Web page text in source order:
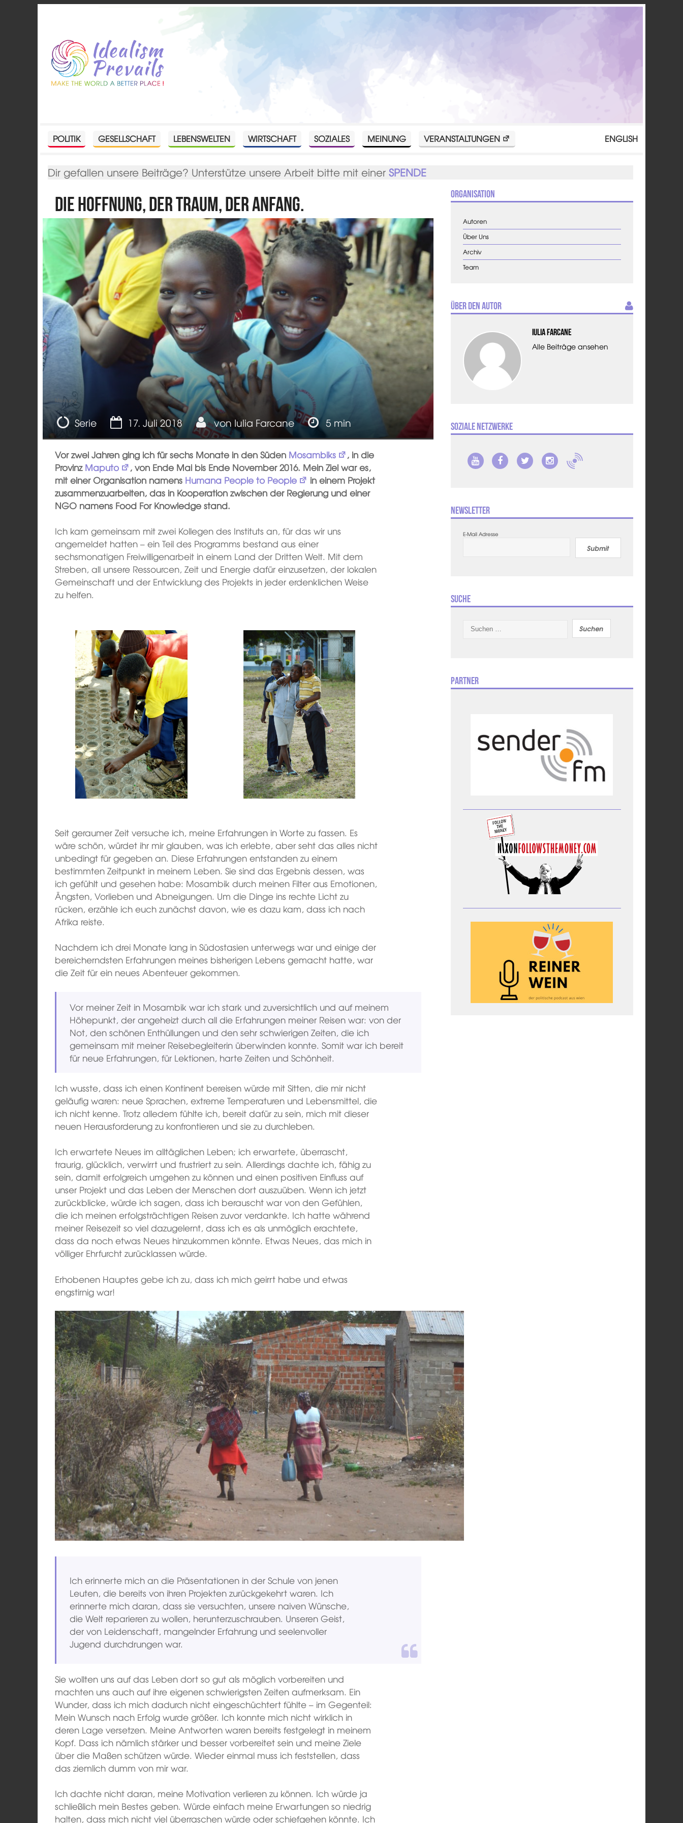
POLITIK GESELLSCHAFT LEBENSWELTEN WIRTSCHAFT SOZIALES MEINUNG VERANSTALTUNGEN ENGLISH
Dir gefallen unsere Beiträge? Unterstütze unsere Arbeit bitte mit einerSPENDE
Die Hoffnung, der Traum, der Anfang.
Meinung
Serie 17. Juli 2018 von Iulia Farcane 5 min
Vor zwei Jahren ging ich für sechs Monate in den Süden Mosambiks
, in die
Provinz Maputo
, von Ende Mai bis Ende November 2016. Mein Ziel war es,
mit einer Organisation namens Humana People to People
in einem Projekt
zusammenzuarbeiten, das in Kooperation zwischen der Regierung und einer
NGO namens Food For Knowledge stand.
Ich kam gemeinsam mit zwei Kollegen des Instituts an, für das wir uns
angemeldet hatten – ein Teil des Programms bestand aus einer
sechsmonatigen Freiwilligenarbeit in einem Land der Dritten Welt. Mit dem
Streben, all unsere Ressourcen, Zeit und Energie dafür einzusetzen, der lokalen
Gemeinschaft und der Entwicklung des Projekts in jeder erdenklichen Weise
zu helfen.
Seit geraumer Zeit versuche ich, meine Erfahrungen in Worte zu fassen. Es
wäre schön, würdet ihr mir glauben, was ich erlebte, aber seht das alles nicht
unbedingt für gegeben an. Diese Erfahrungen entstanden zu einem
bestimmten Zeitpunkt in meinem Leben. Sie sind das Ergebnis dessen, was
ich gefühlt und gesehen habe: Mosambik durch meinen Filter aus Emotionen,
Ängsten, Vorlieben und Abneigungen. Um die Dinge ins rechte Licht zu
rücken, erzähle ich euch zunächst davon, wie es dazu kam, dass ich nach
Afrika reiste.
Nachdem ich drei Monate lang in Südostasien unterwegs war und einige der
bereicherndsten Erfahrungen meines bisherigen Lebens gemacht hatte, war
die Zeit für ein neues Abenteuer gekommen.
Vor meiner Zeit in Mosambik war ich stark und zuversichtlich und auf meinem
Höhepunkt, der angeheizt durch all die Erfahrungen meiner Reisen war: von der
Not, den schönen Enthüllungen und den sehr schwierigen Zeiten, die ich
gemeinsam mit meiner Reisebegleiterin überwinden konnte. Somit war ich bereit
für neue Erfahrungen, für Lektionen, harte Zeiten und Schönheit.
Ich wusste, dass ich einen Kontinent bereisen würde mit Sitten, die mir nicht
geläufig waren: neue Sprachen, extreme Temperaturen und Lebensmittel, die
ich nicht kenne. Trotz alledem fühlte ich, bereit dafür zu sein, mich mit dieser
neuen Herausforderung zu konfrontieren und sie zu durchleben.
Ich erwartete Neues im alltäglichen Leben; ich erwartete, überrascht,
traurig, glücklich, verwirrt und frustriert zu sein. Allerdings dachte ich, fähig zu
sein, damit erfolgreich umgehen zu können und einen positiven Einfluss auf
unser Projekt und das Leben der Menschen dort auszuüben. Wenn ich jetzt
zurückblicke, würde ich sagen, dass ich berauscht war von den Gefühlen,
die ich meinen erfolgsträchtigen Reisen zuvor verdankte. Ich hatte während
meiner Reisezeit so viel dazugelernt, dass ich es als unmöglich erachtete,
dass da noch etwas Neues hinzukommen könnte. Etwas Neues, das mich in
völliger Ehrfurcht zurücklassen würde.
Erhobenen Hauptes gebe ich zu, dass ich mich geirrt habe und etwas
engstirnig war!
Ich erinnerte mich an die Präsentationen in der Schule von jenen
Leuten, die bereits von ihren Projekten zurückgekehrt waren. Ich
erinnerte mich daran, dass sie versuchten, unsere naiven Wünsche,
die Welt reparieren zu wollen, herunterzuschrauben. Unseren Geist,
der von Leidenschaft, mangelnder Erfahrung und seelenvoller
Jugend durchdrungen war.
Sie wollten uns auf das Leben dort so gut als möglich vorbereiten und
machten uns auch auf ihre eigenen schwierigsten Zeiten aufmerksam. Ein
Wunder, dass ich mich dadurch nicht eingeschüchtert fühlte – im Gegenteil:
Mein Wunsch nach Erfolg wurde größer. Ich konnte mich nicht wirklich in
deren Lage versetzen. Meine Antworten waren bereits festgelegt in meinem
Kopf. Dass ich nämlich stärker und besser vorbereitet sein und meine Ziele
über die Maßen schützen würde. Wieder einmal muss ich feststellen, dass
das ziemlich dumm von mir war.
Ich dachte nicht daran, meine Motivation verlieren zu können. Ich würde ja
schließlich mein Bestes geben. Würde einfach meine Erwartungen so niedrig
halten, dass mich nicht viel überraschen würde oder schiefgehen könnte. Ich
Organisation
Autoren
Über Uns
Archiv
Team
Über den Autor
Iulia Farcane
Alle Beiträge ansehen
Soziale Netzwerke
Newsletter
E-Mail Adresse
Submit
Suche
nach:
Partner